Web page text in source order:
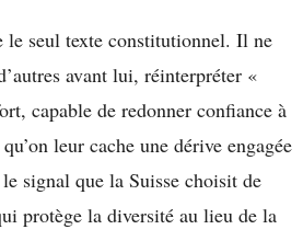
le seul texte constitutionnel. Il ne
avant lui, réinterpréter «
capable de redonner confiance à
leur cache une dérive engagée
signal que la Suisse choisit de
protège la diversité au lieu de la